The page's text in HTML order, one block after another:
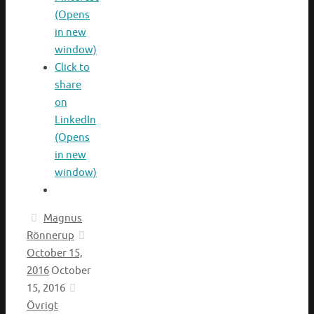
(Opens
in new
window)
Click to
share
on
LinkedIn
(Opens
in new
window)
Magnus
Rönnerup
October 15,
2016 October
15, 2016
Övrigt